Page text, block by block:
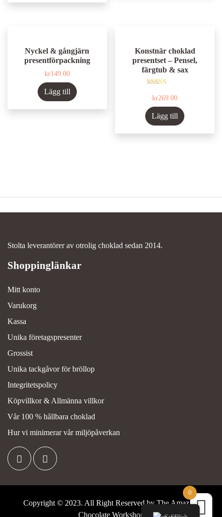
Nyckel & gångjärn
presentförpackning
kr149.00
Lägg till
Konstnär choklad
presentset – Pensel,
färgtub & sax
5.00
kr269.00
Lägg till
Stolta leverantörer av otrolig choklad sedan 2014.
Mitt konto
Varukorg
Kassa
Unika företagspresenter
Grossist
Unika tackgåvor för bröllop
Integritetspolicy
Köpvillkor & Allmänna villkor
Vår 100 % hållbara choklad
Hur vi minimerar vår miljöpåverkan
Copyright © 2023. All Right Reserved byThe Amazing
Chocolate Workshop
0